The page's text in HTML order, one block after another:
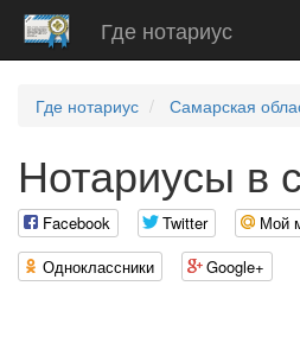
Где нотариус
Где нотариус Самарская
Нотариусы в
Facebook Twitter Мой
Одноклассники
Google+